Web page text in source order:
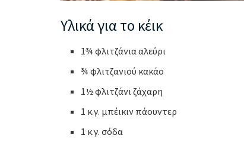
Υλικά για το κέικ
1¾ φλιτζάνια αλεύρι
¾ φλιτζανιού κακάο
1½ φλιτζάνι ζάχαρη
1 κ.γ. μπέικιν πάουντερ
1 κ.γ. σόδα